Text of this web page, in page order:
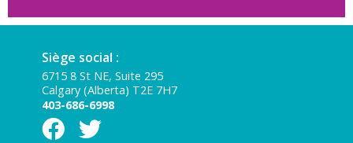
Siège social :
6715 8 St NE, Suite 295
Calgary (Alberta) T2E 7H7
403-686-6998